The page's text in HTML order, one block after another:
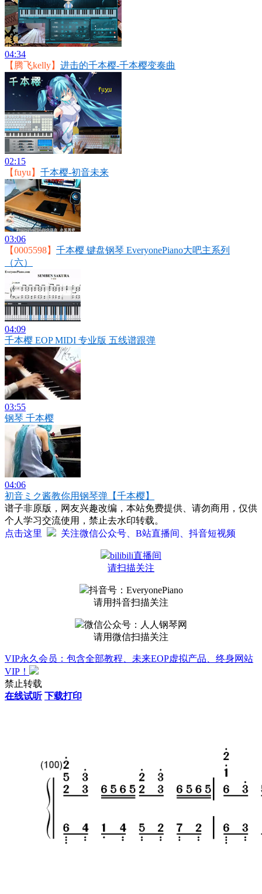
04:34
【腾飞kelly】 进击的千本樱-千本樱变奏曲
02:15
【fuyu】 千本樱-初音未来
03:06
【0005598】 千本樱 键盘钢琴 EveryonePiano大吧主系列
（六）
04:09
千本樱 EOP MIDI 专业版 五线谱跟弹
03:55
钢琴 千本樱
04:06
初音ミク酱教你用钢琴弹【千本樱】
谱子非原版，网友兴趣改编，本站免费提供、请勿商用，仅供
个人学习交流使用，禁止去水印转载。
点击这里
关注微信公众号、B站直播间、抖音短视频
bilibili直播间
请扫描关注
抖音号：EveryonePiano
请用抖音扫描关注
微信公众号：人人钢琴网
请用微信扫描关注
VIP永久会员：包含全部教程、未来EOP虚拟产品、终身网站
VIP！
禁止转载
在线试听 下载打印